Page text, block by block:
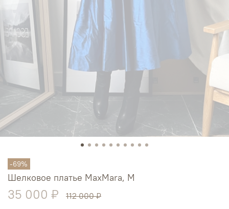
-69%
Шелковое платье MaxMara, М
35 000 ₽ 112 000 ₽